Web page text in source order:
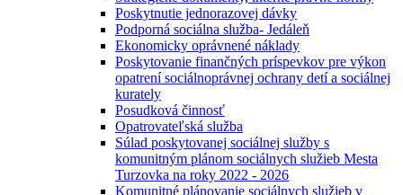
Poskytnutie jednorazovej dávky
Podporná sociálna služba- Jedáleň
Ekonomicky oprávnené náklady
Poskytovanie finančných príspevkov pre výkon
opatrení sociálnoprávnej ochrany detí a sociálnej
kurately
Posudková činnosť
Opatrovateľská služba
Súlad poskytovanej sociálnej služby s
komunitným plánom sociálnych služieb Mesta
Turzovka na roky 2022 - 2026
Komunitné plánovanie sociálnych služieb v